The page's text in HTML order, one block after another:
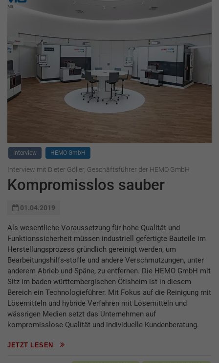
Interview HEMO GmbH
Interview mit Dieter Göller, Geschäftsführer der HEMO GmbH
Kompromisslos sauber
01.04.2019
Als wesentliche Voraussetzung für hohe Qualität und
Funktionssicherheit müssen industriell gefertigte Bauteile im
Herstellungsprozess gründlich gereinigt werden, um
Bearbeitungshilfs-stoffe und andere Verschmutzungen, unter
anderem Abrieb und Späne, zu entfernen. Die HEMO GmbH mit
Sitz im baden-württembergischen Ötisheim ist in diesem
Bereich ein Technologieführer. Mit Fokus auf die Reinigung mit
Lösemitteln und hybride Verfahren mit Lösemitteln und
wässrigen Medien setzt das Unternehmen auf
kompromisslose Qualität und individuelle Kundenberatung.
JETZT LESEN